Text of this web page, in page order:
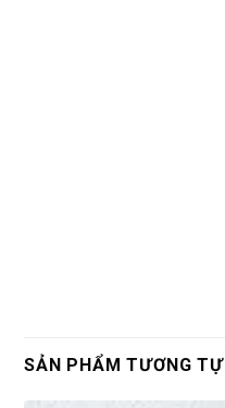
SẢN PHẨM TƯƠNG TỰ